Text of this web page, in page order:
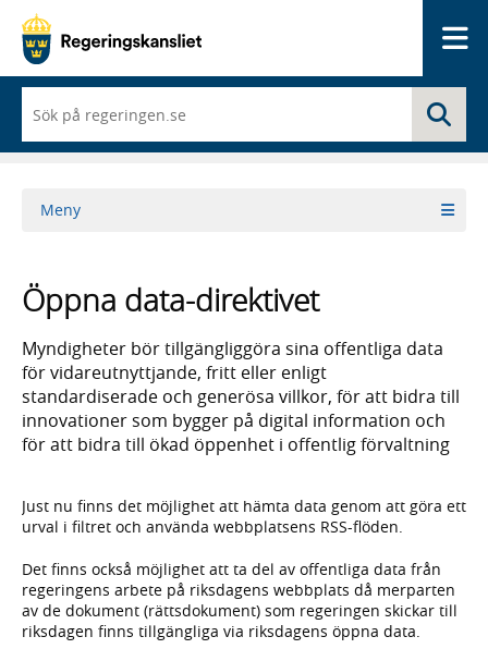
du
börjar
skriva
framträder
sökförslag
Meny
Öppna data-direktivet
Myndigheter bör tillgängliggöra sina offentliga data
för vidareutnyttjande, fritt eller enligt
standardiserade och generösa villkor, för att bidra till
innovationer som bygger på digital information och
för att bidra till ökad öppenhet i offentlig förvaltning
Just nu finns det möjlighet att hämta data genom att göra ett
urval i filtret och använda webbplatsens RSS-flöden.
Det finns också möjlighet att ta del av offentliga data från
regeringens arbete på riksdagens webbplats då merparten
av de dokument (rättsdokument) som regeringen skickar till
riksdagen finns tillgängliga via riksdagens öppna data.